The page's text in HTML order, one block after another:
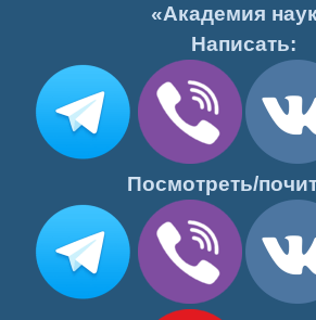
«Академия
Написать:
Посмотреть/